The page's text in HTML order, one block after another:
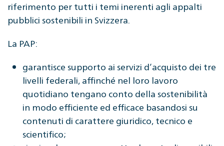
riferimento per tutti i temi inerenti agli appalti
pubblici sostenibili in Svizzera.
La PAP:
garantisce supporto ai servizi d’acquisto dei tre
livelli federali, affinché nel loro lavoro
quotidiano tengano conto della sostenibilità
in modo efficiente ed efficace basandosi su
contenuti di carattere giuridico, tecnico e
scientifico;